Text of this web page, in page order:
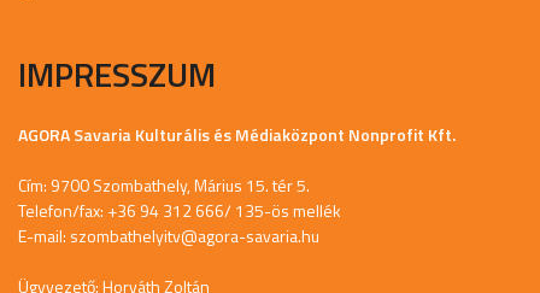
IMPRESSZUM
AGORA Savaria Kulturális és Médiaközpont Nonprofit Kft.
Cím: 9700 Szombathely, Márius 15. tér 5.
Telefon/fax: +36 94 312 666/ 135-ös mellék
E-mail: szombathelyitv@agora-savaria.hu
Ügyvezető: Horváth Zoltán